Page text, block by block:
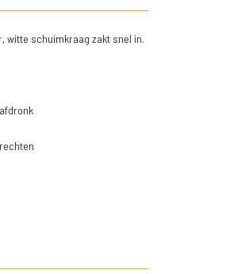
witte schuimkraag zakt snel in.